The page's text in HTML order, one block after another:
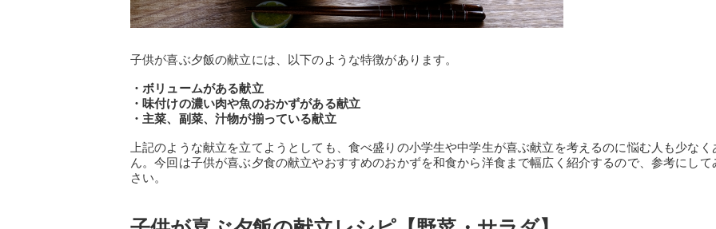
子供が喜ぶ夕飯の献立には、以下のような特徴があります。
・ボリュームがある献立
・味付けの濃い肉や魚のおかずがある献立
・主菜、副菜、汁物が揃っている献立
上記のような献立を立てようとしても、食べ盛りの小学生や中学生が喜ぶ献立を考えるのに悩む人も少なく
ん。今回は子供が喜ぶ夕食の献立やおすすめのおかずを和食から洋食まで幅広く紹介するので、参考にして
さい。